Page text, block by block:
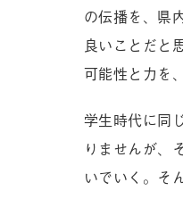
の伝播を、県
良いことだと
可能性と力を
学生時代に同
りませんが、
いでいく。そ